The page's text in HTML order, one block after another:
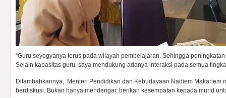
“Guru seyogyanya terus pada wilayah pembelajaran. Sehingga
Selain kapasitas guru, saya mendukung adanya interaksi pada semua
Ditambahkannya, Menteri Pendidikan dan Kebudayaan Nadiem Makariem
berdiskusi. Bukan hanya mendengar, berikan kesempatan kepada murid